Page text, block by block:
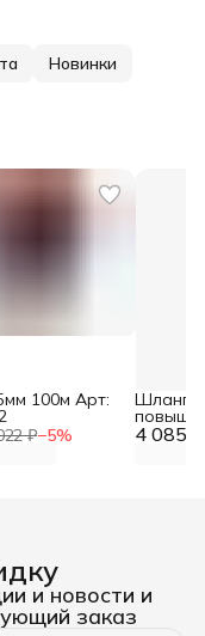
Новинки
₽−5%
100м Арт:
4 085 ₽
Шланг
и новости и
заказ